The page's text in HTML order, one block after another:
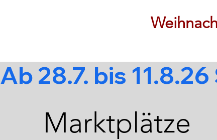
Marktplätze
Ab 28.7. bis